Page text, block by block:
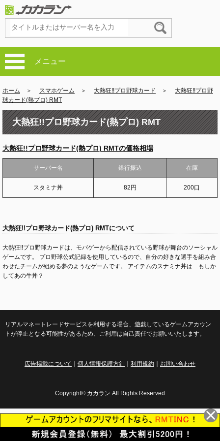
メニュー
ホーム ＞ スマホゲーム ＞ 大熱狂!!プロ野球カード ＞ 大熱狂!!プロ野
球カード(熱プロ) RMT
大熱狂!!プロ野球カード(熱プロ) RMT
大熱狂!!プロ野球カード(熱プロ) RMTの価格相場
サーバー名 銀行振込 在庫
スタミナ丼 82円 200口
大熱狂!!プロ野球カード(熱プロ) RMTについて
大熱狂!!プロ野球カードは、モバゲーから配信されている野球が舞台のソーシャル
ゲームです。 プロ野球公式記録を使用しているので、自分の好きな選手を組み合
わせたチームが組める夢のようなゲームです。 アイテムのスナミナ丼は…もしか
してあの牛丼？
リアルマネートレードサービスを利用する場合、遊戯しているゲームアカウン
トが停止となる可能性があるため、ご利用は自己責任でお願いいたします。
広告掲載について 個人情報保護方針 利用規約 お問い合わせ
Copyright© カカラン All Rights Reserved